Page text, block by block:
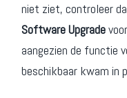
niet ziet, controleer
Software Upgrade
aangezien de functie
beschikbaar kwam in